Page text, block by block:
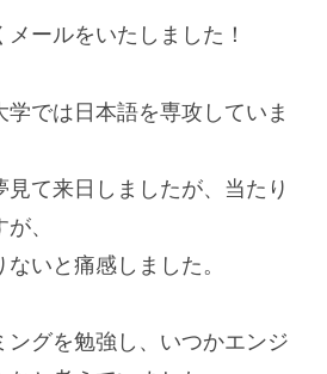
ールをいたしました！
では日本語を専攻していま
見て来日しましたが、当たり
、
いと痛感しました。
ングを勉強し、いつかエンジ